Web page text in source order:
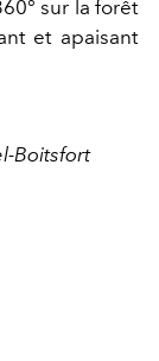
sur la forêt
et apaisant
Boitsfort